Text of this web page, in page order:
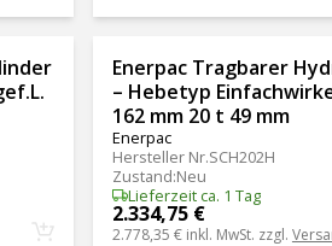
Enerpac Tragbarer
– Hebetyp
162 mm 20 t 49 mm
Enerpac
Hersteller Nr.SCH202H
Zustand:Neu
Lieferzeit ca. 1 Tag
2.334,75 €
2.778,35 € inkl. MwSt. zzgl.